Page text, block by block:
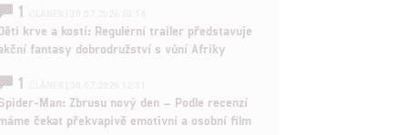
1
krve a kostí: Regulérní trailer představuje
fantasy dobrodružství s vůní Afriky
1
Man: Zbrusu nový den – Podle recenzí
čekat překvapivě emotivní a osobní film